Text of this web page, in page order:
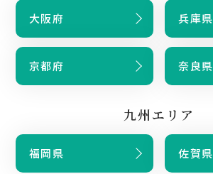
大阪府 兵庫県
京都府 奈良県
九州エリア
福岡県 佐賀県